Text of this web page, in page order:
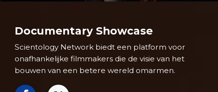
Documentary Showcase
Scientology Network biedt een platform voor
onafhankelijke filmmakers die de visie van het
bouwen van een betere wereld omarmen.